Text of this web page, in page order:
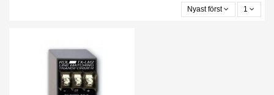
Nyast först 1